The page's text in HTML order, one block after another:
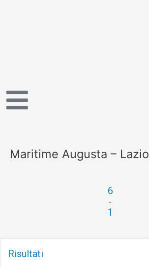
Maritime Augusta – Lazio
6
-
1
Risultati